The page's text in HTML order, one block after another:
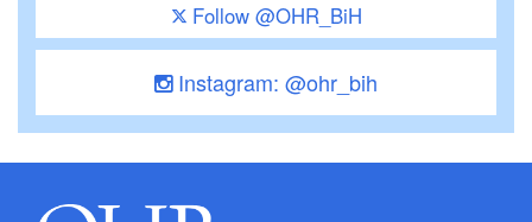
Follow @OHR_BiH
Instagram: @ohr_bih